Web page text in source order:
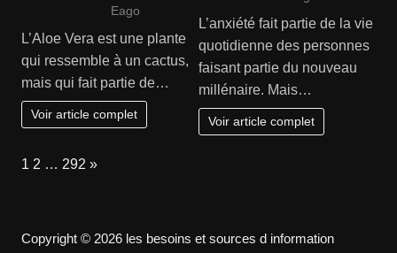
Eago
L’Aloe Vera est une plante
qui ressemble à un cactus,
mais qui fait partie de…
Voir article complet
L’anxiété fait partie de la vie
quotidienne des personnes
faisant partie du nouveau
millénaire. Mais…
Voir article complet
Page:
1 2 … 292 Next
»
Copyright © 2026 les besoins et sources d information